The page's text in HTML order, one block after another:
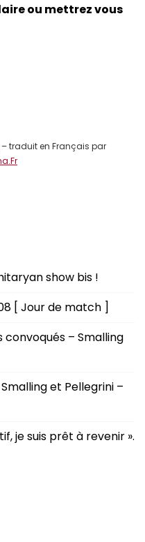
ou mettrez vous
– traduit en Français par
show bis !
[ Jour de match ]
convoqués – Smalling
et Pellegrini –
je suis prêt à revenir ».